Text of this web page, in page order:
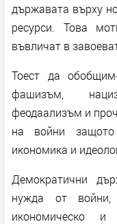
държавата върху
ресурси. Това
въвличат в
Тоест да
фашизъм,
феодаализъм и
на войни
икономика и
Демократични
нужда от войни,
икономическо и